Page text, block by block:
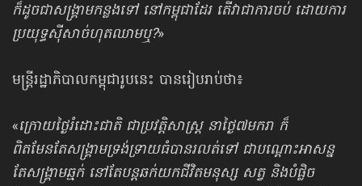
ក៏ដូចជាសង្គ្រាមកន្លងទៅ នៅកម្ពុជាដែរ តើវាជាការចប់ ដោយការ
ប្រយុទ្ធស៊ីសាច់ហុតឈាមឬ?»
មន្ត្រីរដ្ឋាភិបាលកម្ពុជារូបនេះ បានរៀបរាប់ថា៖
«ក្រោយថ្ងៃរំដោះជាតិ ជាប្រវត្តិសាស្ត្រ នាថ្ងៃ៧មករា ក៏
ពិតមែនតែសង្គ្រាមទ្រង់ទ្រាយធំបានរលត់ទៅ ជាបណ្តោះអាសន្ន
តែសង្គ្រាមឆ្មក់ នៅតែបន្តឆក់យកជីវិតមនុស្ស សត្វ និងបំផ្លិច